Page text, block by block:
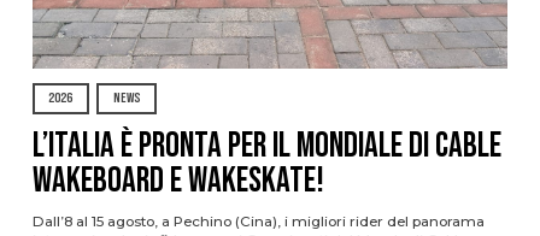
2026 NEWS
L’Italia è pronta per il Mondiale di Cable
Wakeboard e Wakeskate!
Dall’8 al 15 agosto, a Pechino (Cina), i migliori rider del panorama